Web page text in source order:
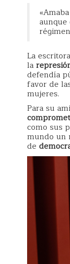
La
la
defendía
favor de
mujeres.
Para su
como sus
mundo un
de